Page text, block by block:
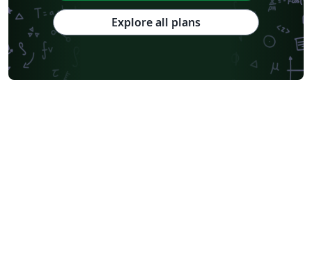
Explore all plans